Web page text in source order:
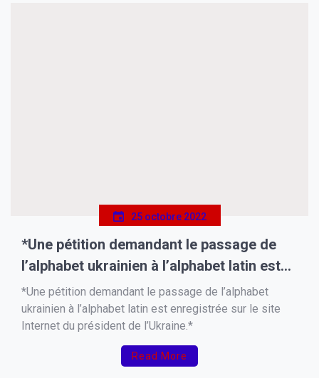
25 octobre 2022
*Une pétition demandant le passage de
l’alphabet ukrainien à l’alphabet latin est
enregistrée sur le site Internet du
président de l’Ukraine.*
*Une pétition demandant le passage de l’alphabet
ukrainien à l’alphabet latin est enregistrée sur le site
Internet du président de l’Ukraine.*
Read More